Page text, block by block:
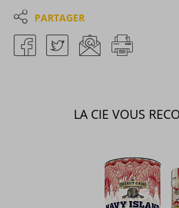
PARTAGER
LA CIE VOUS